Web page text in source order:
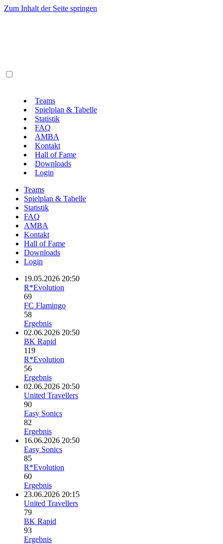
Zum Inhalt der Seite springen
Teams
Spielplan & Tabelle
Statistik
FAQ
AMBA
Kontakt
Hall of Fame
Downloads
Login
Teams
Spielplan & Tabelle
Statistik
FAQ
AMBA
Kontakt
Hall of Fame
Downloads
Login
19.05.2026 20:50
R*Evolution
69
FC Flamingo
58
Ergebnis
02.06.2026 20:50
BK Rapid
119
R*Evolution
56
Ergebnis
02.06.2026 20:50
United Travellers
90
Easy Sonics
82
Ergebnis
16.06.2026 20:50
Easy Sonics
85
R*Evolution
60
Ergebnis
23.06.2026 20:15
United Travellers
79
BK Rapid
93
Ergebnis